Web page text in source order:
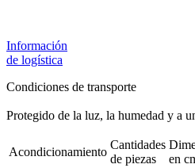
Información
de logística
Condiciones de transporte
Protegido de la luz, la humedad y a
Acondicionamiento
Cantidades
de piezas
en